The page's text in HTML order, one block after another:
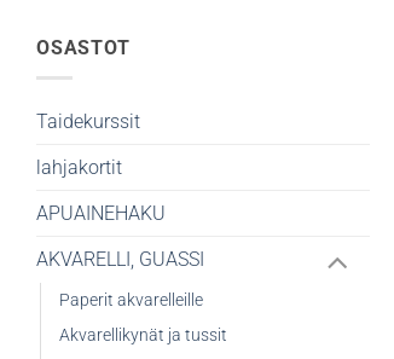
OSASTOT
Taidekurssit
lahjakortit
APUAINEHAKU
AKVARELLI, GUASSI
Paperit akvarelleille
Akvarellikynät ja tussit